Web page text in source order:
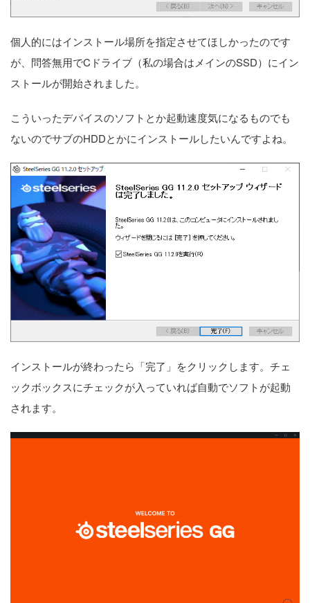
個人的にはインストール場所を指定させてほしかったのです
が、問答無用でCドライブ（私の場合はメインのSSD）にイン
ストールが開始されました。
こういったデバイスのソフトとか起動速度気になるものでも
ないのでサブのHDDとかにインストールしたいんですよね。
インストールが終わったら「完了」をクリックします。チェ
ックボックスにチェックが入っていれば自動でソフトが起動
されます。